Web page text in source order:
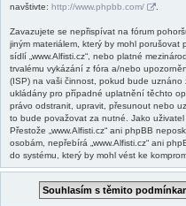
navštivte: http://www.phpbb.com/
Zavazujete se nepřispívat na fórum
jiným materiálem, který by mohl
sídlí „www.Alfisti.cz“, nebo platné
trvalému vykázání z fóra a/nebo
(ISP) na vaši činnost, pokud bude
ukládány pro případné uplatnění těchto
právo odstranit, upravit, přesunout nebo
to bude považovat za nutné. Jako
Přestože „www.Alfisti.cz“ ani phpBB
osobám, nepřebírá „www.Alfisti.cz“ ani
do systému, který by mohl vést ke